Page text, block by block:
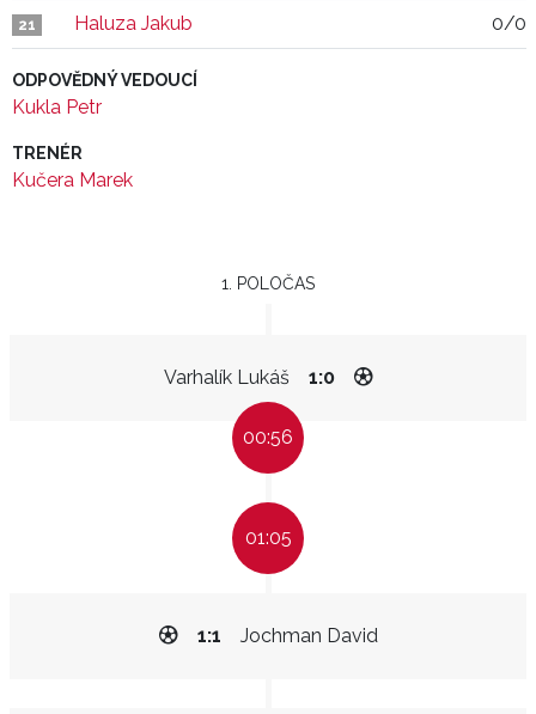
21 Haluza Jakub 0/0
ODPOVĚDNÝ VEDOUCÍ
Kukla Petr
TRENÉR
Kučera Marek
1. POLOČAS
Varhalík Lukáš 1:0
00:56
01:05
Jochman David
1:1